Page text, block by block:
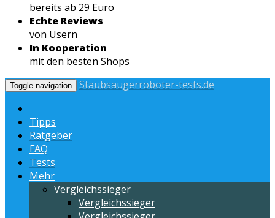
bereits ab 29 Euro
Echte Reviews
von Usern
In Kooperation
mit den besten Shops
Toggle navigation Staubsaugerroboter-tests.de
Tipps
Ratgeber
FAQ
Tests
Mehr
Vergleichssieger
Vergleichssieger